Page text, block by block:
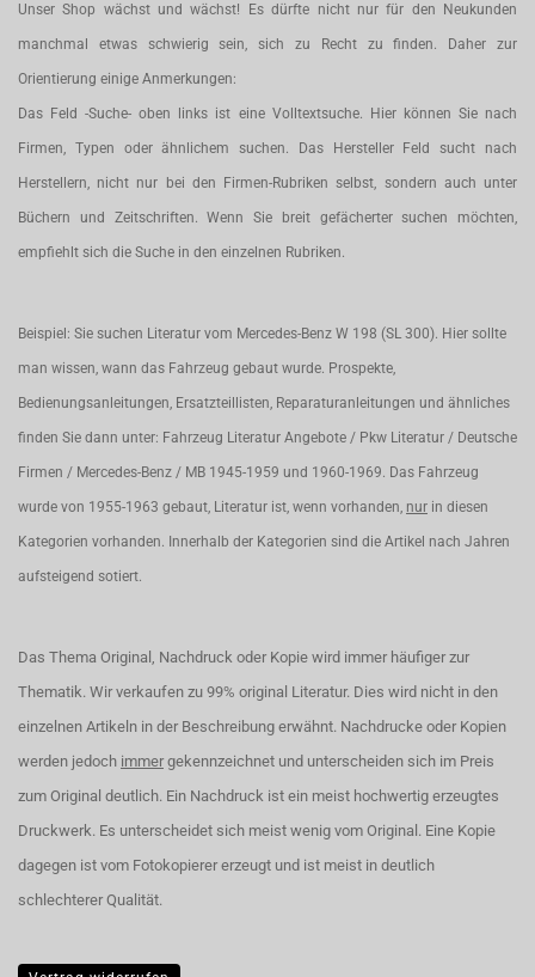
Unser Shop wächst und wächst! Es dürfte nicht nur für den Neukunden
manchmal etwas schwierig sein, sich zu Recht zu finden. Daher zur
Orientierung einige Anmerkungen:
Das Feld -Suche- oben links ist eine Volltextsuche. Hier können Sie nach
Firmen, Typen oder ähnlichem suchen. Das Hersteller Feld sucht nach
Herstellern, nicht nur bei den Firmen-Rubriken selbst, sondern auch unter
Büchern und Zeitschriften. Wenn Sie breit gefächerter suchen möchten,
empfiehlt sich die Suche in den einzelnen Rubriken.
Beispiel: Sie suchen Literatur vom Mercedes-Benz W 198 (SL 300). Hier sollte
man wissen, wann das Fahrzeug gebaut wurde. Prospekte,
Bedienungsanleitungen, Ersatzteillisten, Reparaturanleitungen und ähnliches
finden Sie dann unter: Fahrzeug Literatur Angebote / Pkw Literatur / Deutsche
Firmen / Mercedes-Benz / MB 1945-1959 und 1960-1969. Das Fahrzeug
wurde von 1955-1963 gebaut, Literatur ist, wenn vorhanden, nur in diesen
Kategorien vorhanden. Innerhalb der Kategorien sind die Artikel nach Jahren
aufsteigend sotiert.
Das Thema Original, Nachdruck oder Kopie wird immer häufiger zur
Thematik. Wir verkaufen zu 99% original Literatur. Dies wird nicht in den
einzelnen Artikeln in der Beschreibung erwähnt. Nachdrucke oder Kopien
werden jedoch immer gekennzeichnet und unterscheiden sich im Preis
zum Original deutlich. Ein Nachdruck ist ein meist hochwertig erzeugtes
Druckwerk. Es unterscheidet sich meist wenig vom Original. Eine Kopie
dagegen ist vom Fotokopierer erzeugt und ist meist in deutlich
schlechterer Qualität.